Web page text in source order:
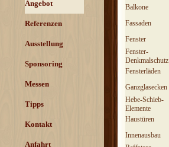
Angebot
Referenzen
Ausstellung
Sponsoring
Messen
Tipps
Kontakt
Anfahrt
Balkone
Fassaden
Fenster
Fenster-
Denkmalschutz
Fensterläden
Ganzglasecken
Hebe-Schieb-
Elemente
Haustüren
Innenausbau